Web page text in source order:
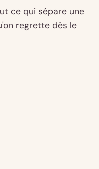
ce qui sépare une
regrette dès le